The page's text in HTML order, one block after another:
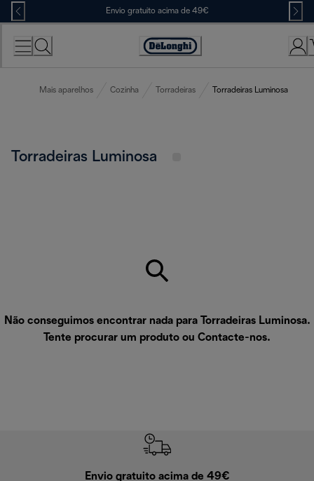
Skip
to
Content
Envio gratuito acima de 49€
Accessibility
Mais aparelhos Cozinha Torradeiras Torradeiras Luminosa
Torradeiras Luminosa
Não conseguimos encontrar nada para Torradeiras Luminosa.
Tente procurar um produto ou Contacte-nos.
Envio gratuito acima de 49€